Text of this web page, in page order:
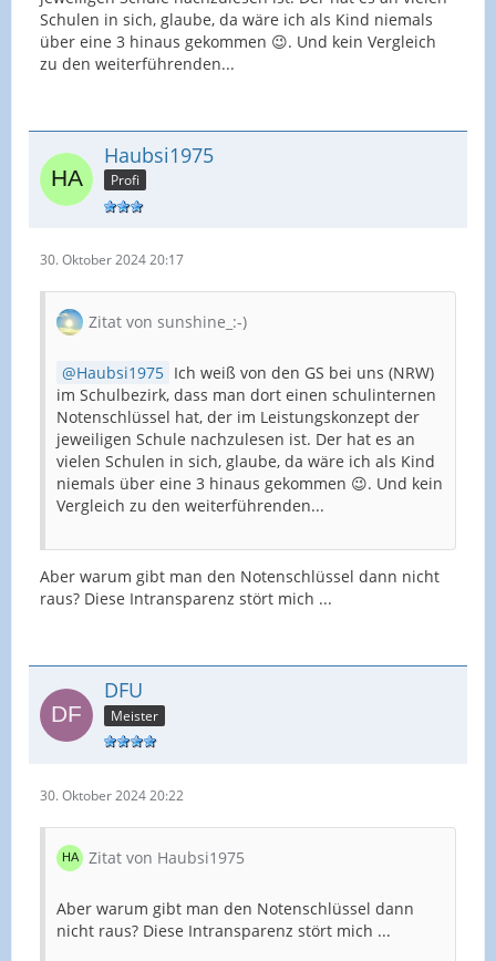
Schulen in sich, glaube, da wäre ich als Kind niemals
über eine 3 hinaus gekommen 😉. Und kein Vergleich
zu den weiterführenden...
Haubsi1975
Profi
30. Oktober 2024 20:17
Zitat von sunshine_:-)
Haubsi1975 Ich weiß von den GS bei uns (NRW)
im Schulbezirk, dass man dort einen schulinternen
Notenschlüssel hat, der im Leistungskonzept der
jeweiligen Schule nachzulesen ist. Der hat es an
vielen Schulen in sich, glaube, da wäre ich als Kind
niemals über eine 3 hinaus gekommen 😉. Und kein
Vergleich zu den weiterführenden...
Aber warum gibt man den Notenschlüssel dann nicht
raus? Diese Intransparenz stört mich ...
DFU
Meister
30. Oktober 2024 20:22
Zitat von Haubsi1975
Aber warum gibt man den Notenschlüssel dann
nicht raus? Diese Intransparenz stört mich ...